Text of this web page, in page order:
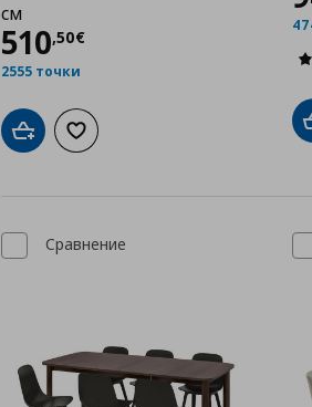
см
510,50€
Цена
2555 точки
Добави в кошницата
Добави към списъка с любими
Сравнение